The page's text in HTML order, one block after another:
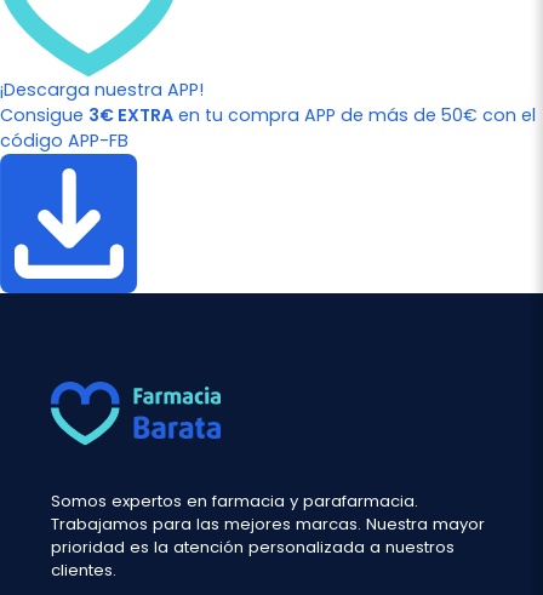
¡Descarga nuestra APP!
Consigue 3€ EXTRA en tu compra APP de más de 50€ con el
código APP-FB
Somos expertos en farmacia y parafarmacia.
Trabajamos para las mejores marcas. Nuestra mayor
prioridad es la atención personalizada a nuestros
clientes.